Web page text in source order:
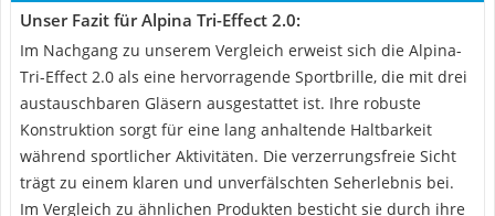
Unser Fazit für Alpina Tri-Effect 2.0:
Im Nachgang zu unserem Vergleich erweist sich die Alpina-
Tri-Effect 2.0 als eine hervorragende Sportbrille, die mit drei
austauschbaren Gläsern ausgestattet ist. Ihre robuste
Konstruktion sorgt für eine lang anhaltende Haltbarkeit
während sportlicher Aktivitäten. Die verzerrungsfreie Sicht
trägt zu einem klaren und unverfälschten Seherlebnis bei.
Im Vergleich zu ähnlichen Produkten besticht sie durch ihre